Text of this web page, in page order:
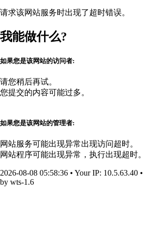
请求该网站服务时出现了超时错误。
我能做什么?
如果您是该网站的访问者:
请您稍后再试。
您提交的内容可能过多。
如果您是该网站的管理者:
网站服务可能出现异常出现访问超时。
网站程序可能出现异常，执行出现超时。
2026-08-08 05:58:36 • Your IP: 10.5.63.40 •
by wts-1.6